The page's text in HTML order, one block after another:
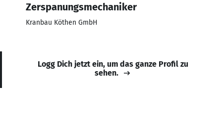
Zerspanungsmechaniker
Kranbau Köthen GmbH
Logg Dich jetzt ein, um das ganze Profil zu
sehen.